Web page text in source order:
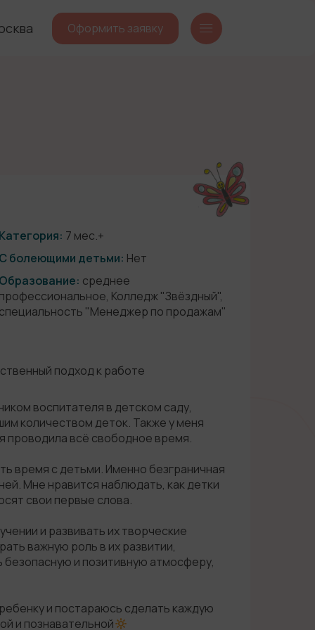
Оформить заявку
7 мес.+
болеющими детьми: Нет
среднее
Колледж "Звёздный",
"Менеджер по продажам"
подход к работе
воспитателя в детском саду,
количеством деток. Также у меня
проводила всё свободное время.
время с детьми. Именно безграничная
Мне нравится наблюдать, как детки
свои первые слова.
и развивать их творческие
важную роль в их развитии,
и позитивную атмосферу,
и постараюсь сделать каждую
и познавательной